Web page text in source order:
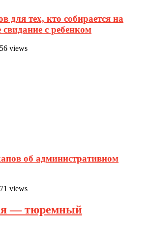
для тех, кто собирается на
свидание с ребенком
views
об административном
views
— тюремный